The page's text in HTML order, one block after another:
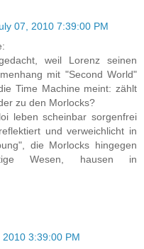
07, 2010 7:39:00 PM
weil Lorenz seinen
mit "Second World"
Time Machine meint: zählt
zu den Morlocks?
leben scheinbar sorgenfrei
und verweichlicht in
die Morlocks hingegen
Wesen, hausen in
3:39:00 PM